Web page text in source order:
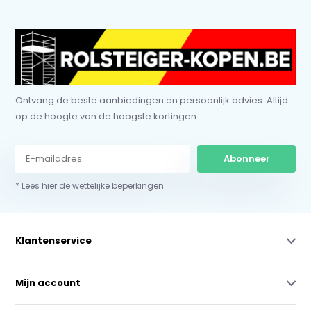
Ontvang de beste aanbiedingen en persoonlijk advies. Altijd
op de hoogte van de hoogste kortingen
Abonneer
* Lees hier de wettelijke beperkingen
Klantenservice
Mijn account